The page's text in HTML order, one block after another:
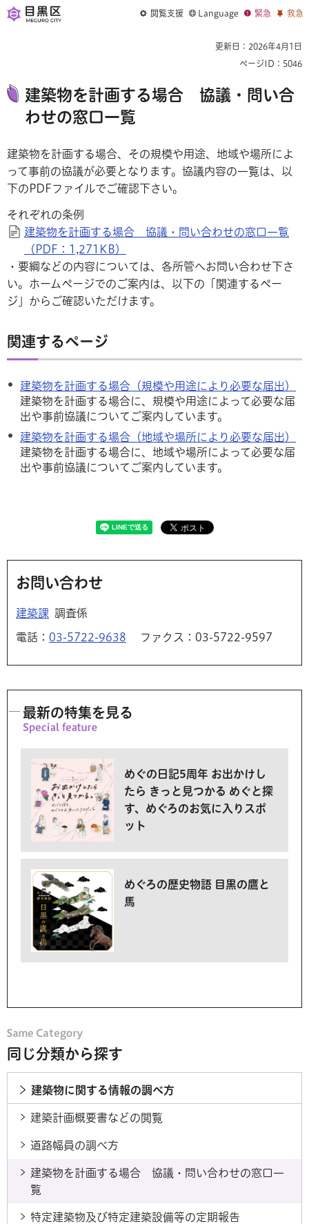
閲覧支援 Language 緊急 救急
更新日：2026年4月1日
ページID：5046
建築物を計画する場合 協議・問い合
わせの窓口一覧
建築物を計画する場合、その規模や用途、地域や場所によ
って事前の協議が必要となります。協議内容の一覧は、以
下のPDFファイルでご確認下さい。
それぞれの条例
建築物を計画する場合 協議・問い合わせの窓口一覧
（PDF：1,271KB）
・要綱などの内容については、各所管へお問い合わせ下さ
い。ホームページでのご案内は、以下の「関連するペー
ジ」からご確認いただけます。
関連するページ
建築物を計画する場合（規模や用途により必要な届出）
建築物を計画する場合に、規模や用途によって必要な届
出や事前協議についてご案内しています。
建築物を計画する場合（地域や場所により必要な届出）
建築物を計画する場合に、地域や場所によって必要な届
出や事前協議についてご案内しています。
お問い合わせ
建築課 調査係
電話： 03-5722-9638 ファクス：03-5722-9597
最新の特集を見る
めぐの日記5周年 お出かけし
たら きっと見つかる めぐと探
す、めぐろのお気に入りスポ
ット
めぐろの歴史物語 目黒の鷹と
馬
同じ分類から探す
建築物に関する情報の調べ方
建築計画概要書などの閲覧
道路幅員の調べ方
建築物を計画する場合 協議・問い合わせの窓口一
覧
特定建築物及び特定建築設備等の定期報告